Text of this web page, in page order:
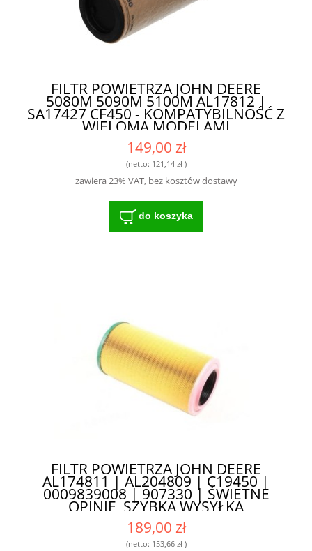
FILTR POWIETRZA JOHN DEERE
5080M 5090M 5100M AL17812 |
SA17427 CF450 - KOMPATYBILNOŚĆ Z
WIELOMA MODELAMI
149,00 zł
(netto: 121,14 zł)
zawiera 23% VAT, bez kosztów dostawy
do koszyka
FILTR POWIETRZA JOHN DEERE
AL174811 | AL204809 | C19450 |
0009839008 | 907330 | ŚWIETNE
OPINIE, SZYBKA WYSYŁKA
189,00 zł
(netto: 153,66 zł)